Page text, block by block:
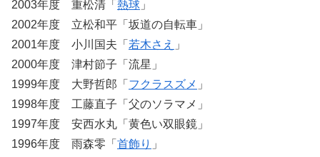
2003年度 重松清「 熱球 」
2002年度 立松和平「坂道の自転車」
2001年度 小川国夫「 若木さえ
」
2000年度 津村節子「流星」
1999年度 大野哲郎「 フクラスズメ 」
1998年度 工藤直子「父のソラマメ」
1997年度 安西水丸「黄色い双眼鏡」
1996年度 雨森零「 首飾り 」